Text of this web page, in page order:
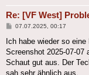
Re: [VF West]
Beitrag
07.07.2025, 00:17
Ich habe wieder so
Screenshot 2025-07-07
Schaut gut aus. Der
sah sehr ähnlich aus.